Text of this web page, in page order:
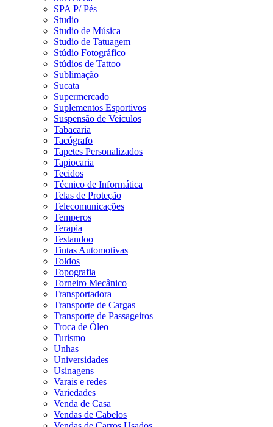
SPA P/ Pés
Studio
Studio de Música
Studio de Tatuagem
Stúdio Fotográfico
Stúdios de Tattoo
Sublimação
Sucata
Supermercado
Suplementos Esportivos
Suspensão de Veículos
Tabacaria
Tacógrafo
Tapetes Personalizados
Tapiocaria
Tecidos
Técnico de Informática
Telas de Proteção
Telecomunicações
Temperos
Terapia
Testandoo
Tintas Automotivas
Toldos
Topografia
Torneiro Mecânico
Transportadora
Transporte de Cargas
Transporte de Passageiros
Troca de Óleo
Turismo
Unhas
Universidades
Usinagens
Varais e redes
Variedades
Venda de Casa
Vendas de Cabelos